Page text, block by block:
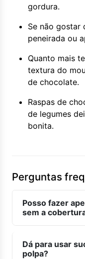
gordura.
Se não gostar
peneirada ou
Quanto mais
textura do
de chocolate.
Raspas de
de legumes
bonita.
Perguntas
Posso fazer
sem a
Dá para usar
polpa?